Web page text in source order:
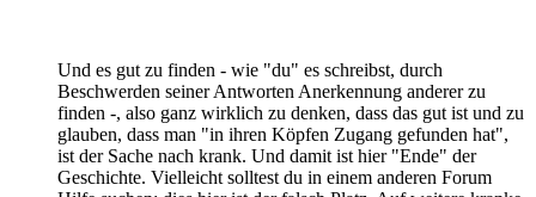
Und es gut zu finden - wie "du" es schreibst, durch
Beschwerden seiner Antworten Anerkennung anderer zu
finden -, also ganz wirklich zu denken, dass das gut ist und zu
glauben, dass man "in ihren Köpfen Zugang gefunden hat",
ist der Sache nach krank. Und damit ist hier "Ende" der
Geschichte. Vielleicht solltest du in einem anderen Forum